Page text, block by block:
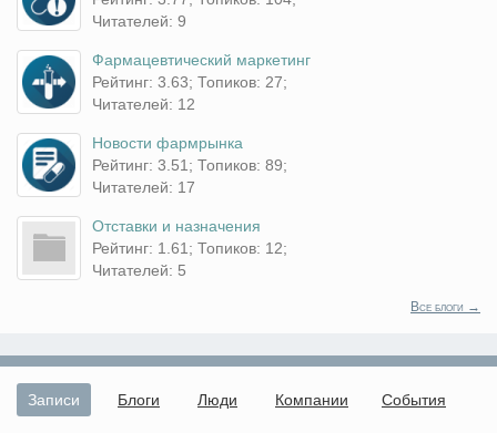
Читателей: 9
Фармацевтический маркетинг
Рейтинг: 3.63; Топиков: 27;
Читателей: 12
Новости фармрынка
Рейтинг: 3.51; Топиков: 89;
Читателей: 17
Отставки и назначения
Рейтинг: 1.61; Топиков: 12;
Читателей: 5
Все блоги →
Записи Блоги Люди Компании События